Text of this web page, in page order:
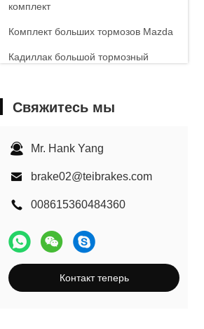
комплект
Комплект больших тормозов Mazda
Кадиллак большой тормозный
Большой тормозный комплект
комплект
Суппорт стояночного тормоза
Комплект карбоново-керамических
тормозов
Свяжитесь мы
Mr. Hank Yang
brake02@teibrakes.com
008615360484360
Контакт теперь